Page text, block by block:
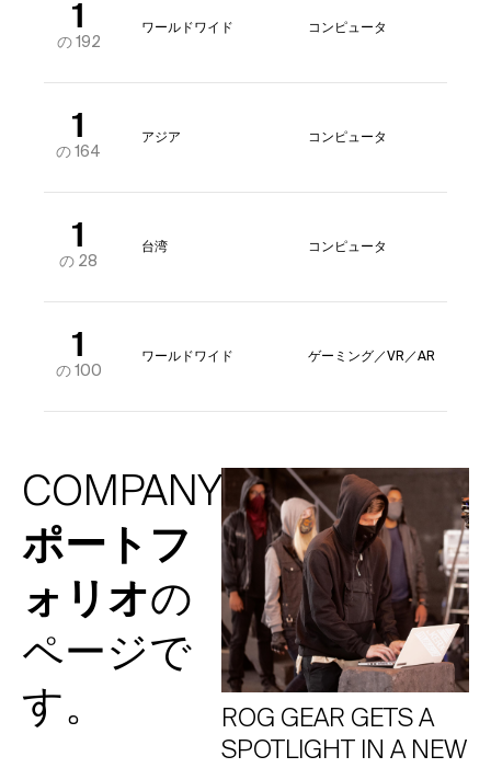
1
の 192
ワールドワイド コンピュータ
1
の 164
アジア コンピュータ
1
の 28
台湾 コンピュータ
1
の 100
ワールドワイド ゲーミング／VR／AR
COMPANY
ポートフ
ォリオの
ページで
す。
ROG GEAR GETS A
SPOTLIGHT IN A NEW